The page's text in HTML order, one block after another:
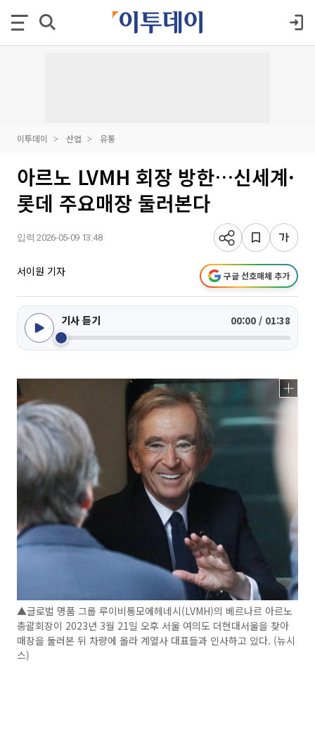
이투데이 산업 유통
아르노 LVMH 회장 방한…신세계·
롯데 주요매장 둘러본다
입력 2026-05-09 13:48
서이원 기자 구글 선호매체 추가
기사 듣기 00:00 / 01:38
▲글로벌 명품 그룹 루이비통모에헤네시(LVMH)의 베르나르 아르노
총괄회장이 2023년 3월 21일 오후 서울 여의도 더현대서울을 찾아
매장을 둘러본 뒤 차량에 올라 계열사 대표들과 인사하고 있다. (뉴시
스)